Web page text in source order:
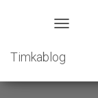
T
G
Timkablog